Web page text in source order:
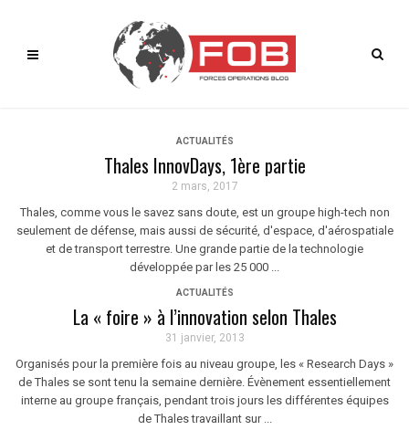
ACTUALITÉS
Thales InnovDays, 1ère partie
2 mars, 2017
Thales, comme vous le savez sans doute, est un groupe high-tech non
seulement de défense, mais aussi de sécurité, d'espace, d'aérospatiale
et de transport terrestre. Une grande partie de la technologie
développée par les 25 000 ...
ACTUALITÉS
La « foire » à l’innovation selon Thales
31 janvier, 2013
Organisés pour la première fois au niveau groupe, les « Research Days »
de Thales se sont tenu la semaine dernière. Évènement essentiellement
interne au groupe français, pendant trois jours les différentes équipes
de Thales travaillant sur ...